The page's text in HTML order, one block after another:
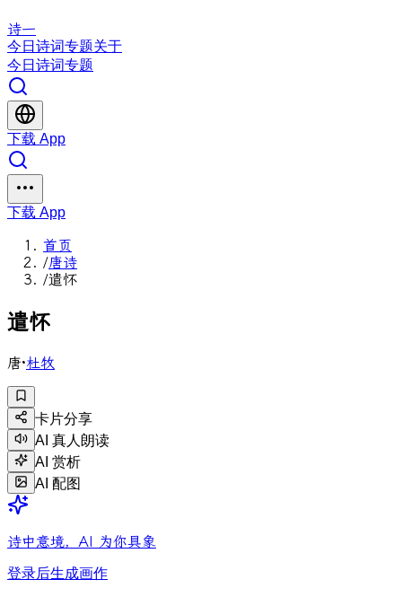
诗一
今日 诗词专题关于
今日 诗词专题
下载 App
下载 App
首页
/唐诗
/遣怀
遣怀
唐·杜牧
卡片分享
AI 真人朗读
AI 赏析
AI 配图
诗中意境，AI 为你具象
登录后生成画作